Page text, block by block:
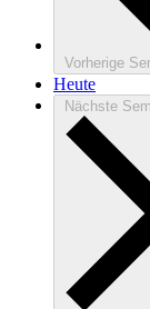
Vorherige
Heute
Nächste